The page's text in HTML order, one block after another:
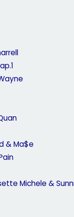
& Ma$e
Michele &